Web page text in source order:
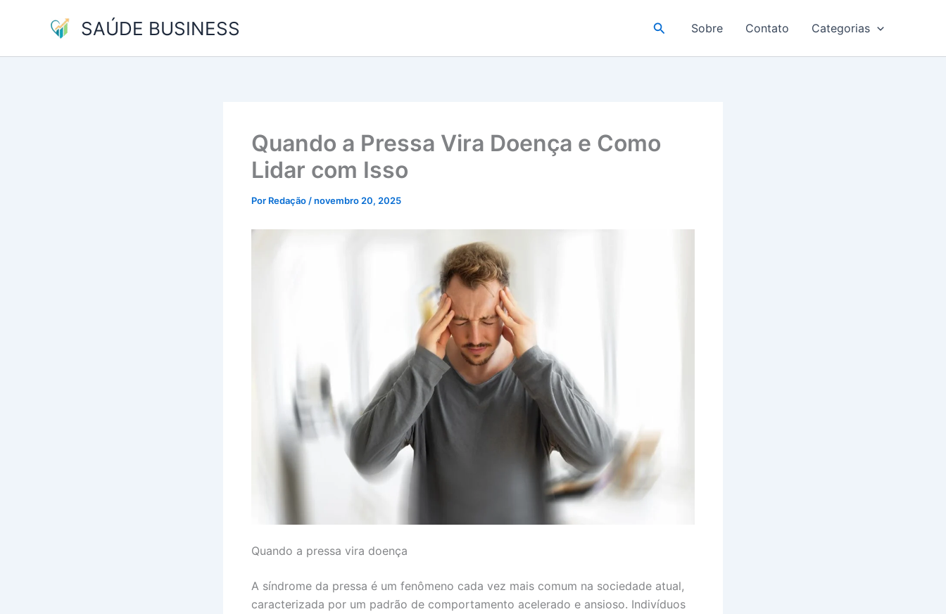
SAÚDE BUSINESS Pesquisar
Sobre Contato Categorias
Quando a Pressa Vira Doença e Como
Lidar com Isso
Por Redação /novembro 20, 2025
Quando a pressa vira doença
A síndrome da pressa é um fenômeno cada vez mais comum na sociedade atual,
caracterizada por um padrão de comportamento acelerado e ansioso. Indivíduos